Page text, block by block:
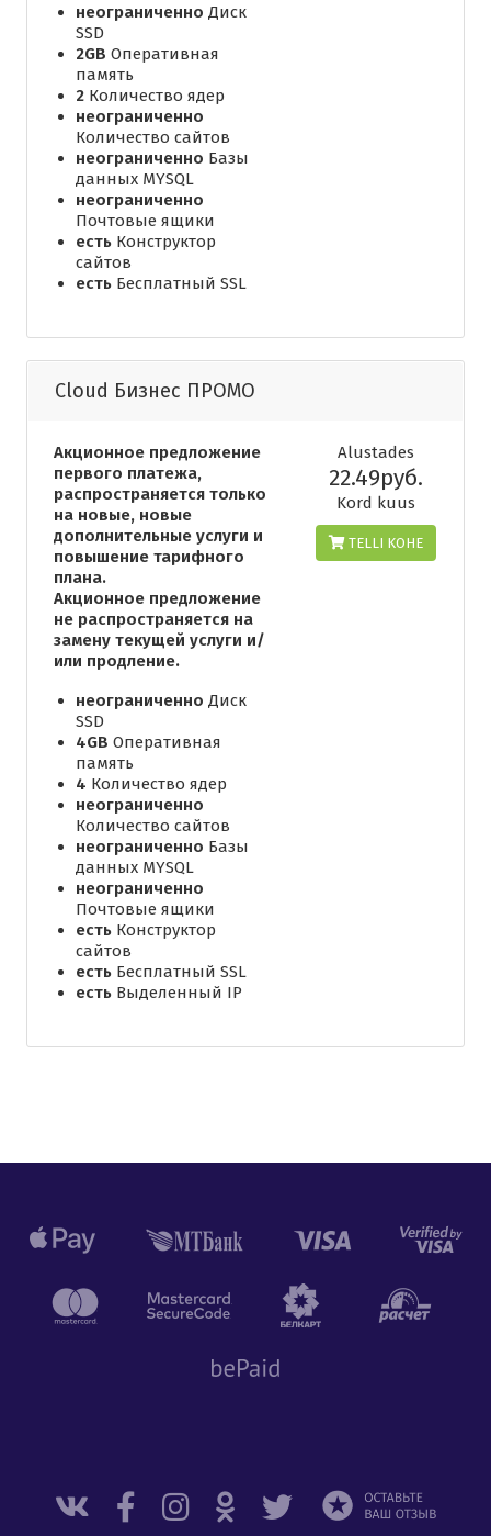
неограниченно Диск
SSD
2GB Оперативная
память
2 Количество ядер
неограниченно
Количество сайтов
неограниченно Базы
данных MYSQL
неограниченно
Почтовые ящики
есть Конструктор
сайтов
есть Бесплатный SSL
Cloud Бизнес ПРОМО
Акционное предложение
первого платежа,
распространяется только
на новые, новые
дополнительные услуги и
повышение тарифного
плана.
Акционное предложение
не распространяется на
замену текущей услуги и/
или продление.
неограниченно Диск
SSD
4GB Оперативная
память
4 Количество ядер
неограниченно
Количество сайтов
неограниченно Базы
данных MYSQL
неограниченно
Почтовые ящики
есть Конструктор
сайтов
есть Бесплатный SSL
есть Выделенный IP
Alustades
22.49руб.
Kord kuus
TELLI KOHE